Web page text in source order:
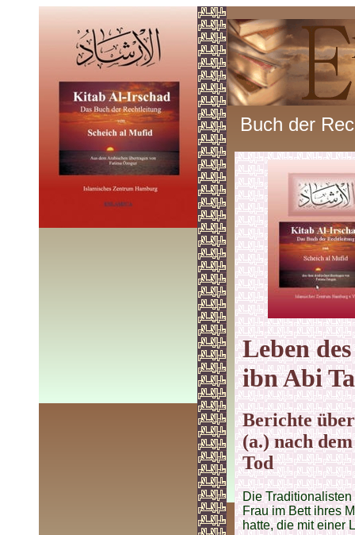
Buch der
Leben
ibn Abi
Berichte
(a.) nach
Tod
Die
Frau im Bett ihres
hatte, die mit einer